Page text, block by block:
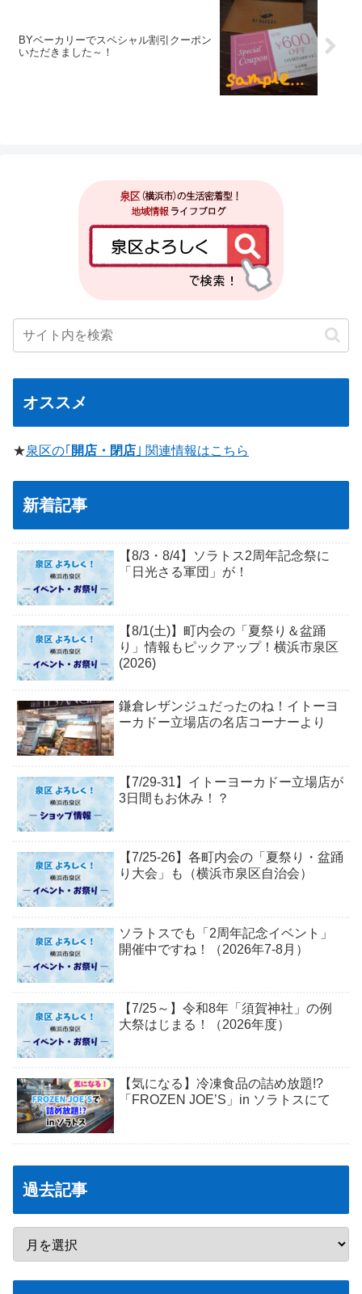
BYベーカリーでスペシャル割引クーポン
いただきました～！
オススメ
★泉区の｢ 開店・閉店 ｣ 関連情報はこちら
新着記事
【8/3・8/4】ソラトス2周年記念祭に
「日光さる軍団」が！
【8/1(土)】町内会の「夏祭り＆盆踊
り」情報もピックアップ！横浜市泉区
(2026)
鎌倉レザンジュだったのね！イトーヨ
ーカドー立場店の名店コーナーより
【7/29-31】イトーヨーカドー立場店が
3日間もお休み！？
【7/25-26】各町内会の「夏祭り・盆踊
り大会」も（横浜市泉区自治会）
ソラトスでも「2周年記念イベント」
開催中ですね！（2026年7-8月）
【7/25～】令和8年「須賀神社」の例
大祭はじまる！（2026年度）
【気になる】冷凍食品の詰め放題!?
「FROZEN JOE’S」in ソラトスにて
過去記事